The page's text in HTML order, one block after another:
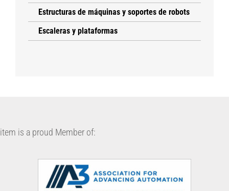
Estructuras de máquinas y soportes de robots
Escaleras y plataformas
item is a proud Member of: